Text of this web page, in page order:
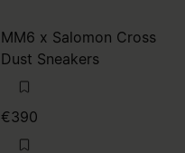
MM6 x Salomon Cross
Dust Sneakers
€390